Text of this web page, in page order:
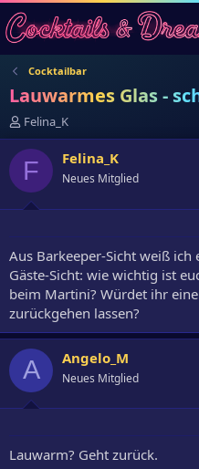
Cocktailbar
Lauwarmes Glas -
E
r
s
r
Felina_K
F Felina_K
Neues Mitglied
Aus Barkeeper-Sicht weiß
Gäste-Sicht: wie wichtig ist
beim Martini? Würdet ihr
zurückgehen lassen?
A Angelo_M
Neues Mitglied
Lauwarm? Geht zurück.